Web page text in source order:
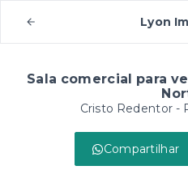
Lyon
Sala comercial para
Cristo Redentor -
Compartilhar